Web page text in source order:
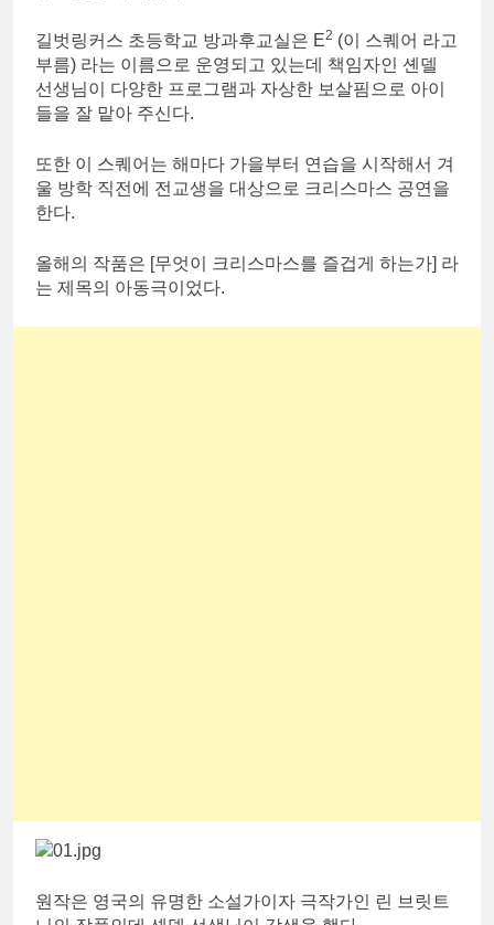
길벗링커스 초등학교 방과후교실은 E2 (이 스퀘어 라고
부름) 라는 이름으로 운영되고 있는데 책임자인 셴델
선생님이 다양한 프로그램과 자상한 보살핌으로 아이
들을 잘 맡아 주신다.
또한 이 스퀘어는 해마다 가을부터 연습을 시작해서 겨
울 방학 직전에 전교생을 대상으로 크리스마스 공연을
한다.
올해의 작품은 [무엇이 크리스마스를 즐겁게 하는가] 라
는 제목의 아동극이었다.
원작은 영국의 유명한 소설가이자 극작가인 린 브릿트